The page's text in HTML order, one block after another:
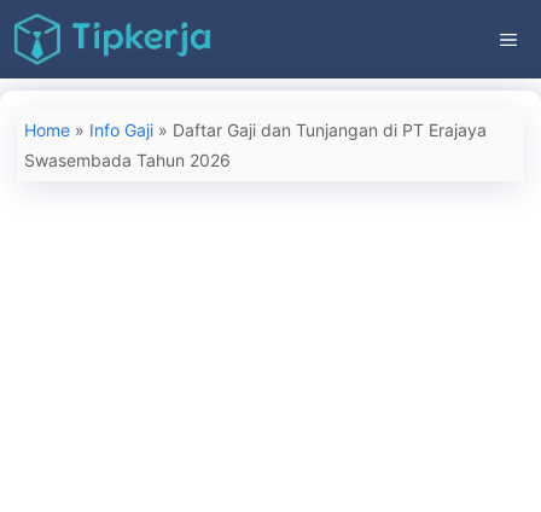
Langsung
ke
isi
Home » Info Gaji » Daftar Gaji dan Tunjangan di PT Erajaya
Swasembada Tahun 2026